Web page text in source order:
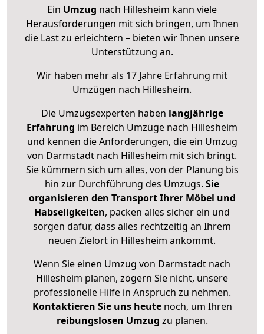
Ein Umzug nach Hillesheim kann viele
Herausforderungen mit sich bringen, um Ihnen
die Last zu erleichtern – bieten wir Ihnen unsere
Unterstützung an.
Wir haben mehr als 17 Jahre Erfahrung mit
Umzügen nach Hillesheim.
Die Umzugsexperten haben langjährige
Erfahrung im Bereich Umzüge nach Hillesheim
und kennen die Anforderungen, die ein Umzug
von Darmstadt nach Hillesheim mit sich bringt.
Sie kümmern sich um alles, von der Planung bis
hin zur Durchführung des Umzugs. Sie
organisieren den Transport Ihrer Möbel und
Habseligkeiten, packen alles sicher ein und
sorgen dafür, dass alles rechtzeitig an Ihrem
neuen Zielort in Hillesheim ankommt.
Wenn Sie einen Umzug von Darmstadt nach
Hillesheim planen, zögern Sie nicht, unsere
professionelle Hilfe in Anspruch zu nehmen.
Kontaktieren Sie uns heutenoch, um Ihren
reibungslosen Umzug zu planen.